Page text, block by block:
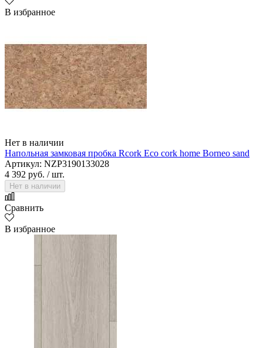
В избранное
Нет в наличии
Напольная замковая пробка Rcork Eco cork home Borneo sand
Артикул: NZP3190133028
4 392 руб. / шт.
Нет в наличии
Сравнить
В избранное